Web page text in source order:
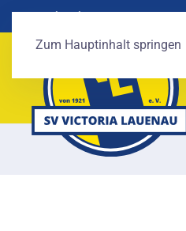
Zum Hauptinhalt springen
SV Victoria Lauenau von 1921